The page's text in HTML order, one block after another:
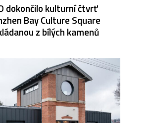
dokončilo kulturní čtvrť
Bay Culture Square
z bílých kamenů